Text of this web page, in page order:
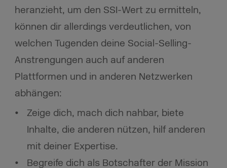
heranzieht, um den SSI-Wert zu ermitteln,
können dir allerdings verdeutlichen, von
welchen Tugenden deine Social-Selling-
Anstrengungen auch auf anderen
Plattformen und in anderen Netzwerken
abhängen:
Zeige dich, mach dich nahbar, biete
Inhalte, die anderen nützen, hilf anderen
mit deiner Expertise.
Begreife dich als Botschafter der Mission